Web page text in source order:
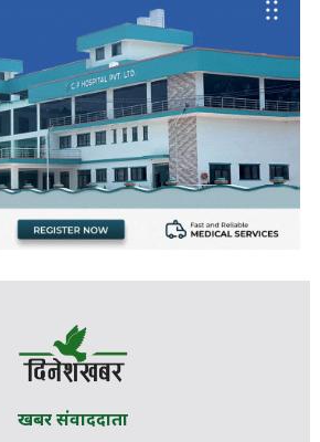
खबर संवाददाता